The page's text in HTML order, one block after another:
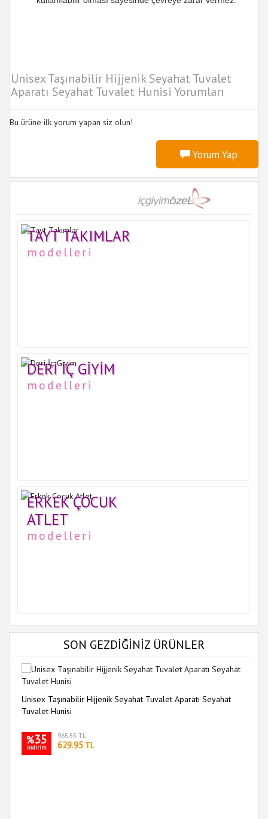
Unisex Taşınabilir Hijjenik Seyahat Tuvalet
Aparatı Seyahat Tuvalet Hunisi Yorumları
Bu ürüne ilk yorum yapan siz olun!
Yorum Yap
TAYT TAKIMLAR
modelleri
DERI İÇ GIYIM
modelleri
ERKEK ÇOCUK
ATLET
modelleri
SON GEZDİĞİNİZ ÜRÜNLER
Unisex Taşınabilir Hijjenik Seyahat Tuvalet Aparatı Seyahat
Tuvalet Hunisi
%35
indirim
965.55 TL
629.95 TL